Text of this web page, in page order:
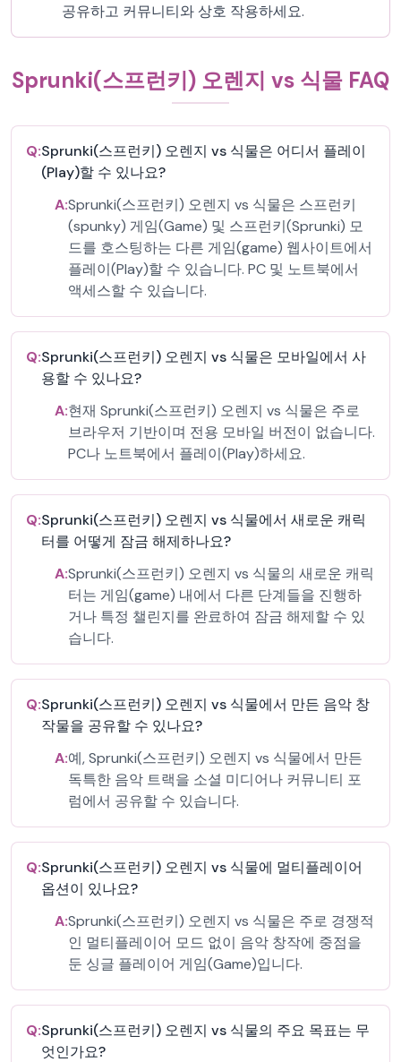
공유하고 커뮤니티와 상호 작용하세요.
Sprunki(스프런키) 오렌지 vs 식물 FAQ
Q:Sprunki(스프런키) 오렌지 vs 식물은 어디서 플레이
(Play)할 수 있나요?
A:Sprunki(스프런키) 오렌지 vs 식물은 스프런키
(spunky) 게임(Game) 및 스프런키(Sprunki) 모
드를 호스팅하는 다른 게임(game) 웹사이트에서
플레이(Play)할 수 있습니다. PC 및 노트북에서
액세스할 수 있습니다.
Q:Sprunki(스프런키) 오렌지 vs 식물은 모바일에서 사
용할 수 있나요?
A:현재 Sprunki(스프런키) 오렌지 vs 식물은 주로
브라우저 기반이며 전용 모바일 버전이 없습니다.
PC나 노트북에서 플레이(Play)하세요.
Q:Sprunki(스프런키) 오렌지 vs 식물에서 새로운 캐릭
터를 어떻게 잠금 해제하나요?
A:Sprunki(스프런키) 오렌지 vs 식물의 새로운 캐릭
터는 게임(game) 내에서 다른 단계들을 진행하
거나 특정 챌린지를 완료하여 잠금 해제할 수 있
습니다.
Q:Sprunki(스프런키) 오렌지 vs 식물에서 만든 음악 창
작물을 공유할 수 있나요?
A:예, Sprunki(스프런키) 오렌지 vs 식물에서 만든
독특한 음악 트랙을 소셜 미디어나 커뮤니티 포
럼에서 공유할 수 있습니다.
Q:Sprunki(스프런키) 오렌지 vs 식물에 멀티플레이어
옵션이 있나요?
A:Sprunki(스프런키) 오렌지 vs 식물은 주로 경쟁적
인 멀티플레이어 모드 없이 음악 창작에 중점을
둔 싱글 플레이어 게임(Game)입니다.
Q:Sprunki(스프런키) 오렌지 vs 식물의 주요 목표는 무
엇인가요?